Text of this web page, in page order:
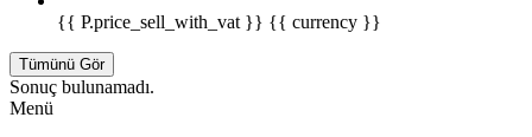
{{ P.price_sell_with_vat }} {{ currency }}
Tümünü Gör
Sonuç bulunamadı.
Menü